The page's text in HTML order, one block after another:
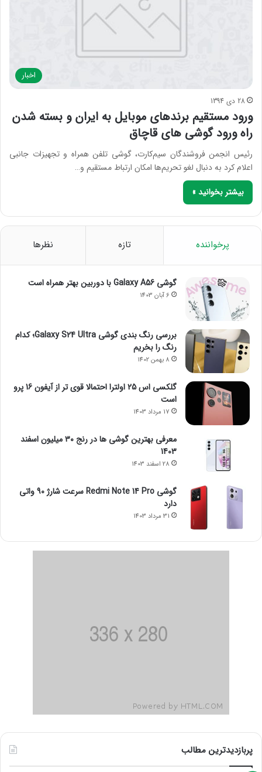
اخبار
28 دی 1394
ورود مستقیم برندهای موبایل به ایران و بسته شدن
راه ورود گوشی های قاچاق
رئیس انجمن فروشندگان سیم‌کارت، گوشی تلفن همراه و تجهیزات جانبی
اعلام کرد به دنبال لغو تحریم‌ها امکان ارتباط مستقیم و…
بیشتر بخوانید »
پرخواننده تازه نظرها
گوشی Galaxy A56 با دوربین بهتر همراه است
6 آبان 1403
بررسی رنگ بندی گوشی Galaxy S24 Ultra؛ کدام
رنگ را بخریم
8 بهمن 1402
گلکسی اس 25 اولترا احتمالا قوی تر از آیفون 16 پرو
است
17 مرداد 1403
معرفی بهترین گوشی ها در رنج ۳۰ میلیون اسفند
1403
28 اسفند 1403
گوشی Redmi Note 14 Pro سرعت شارژ 90 واتی
دارد
31 مرداد 1403
پربازدیدترین مطالب